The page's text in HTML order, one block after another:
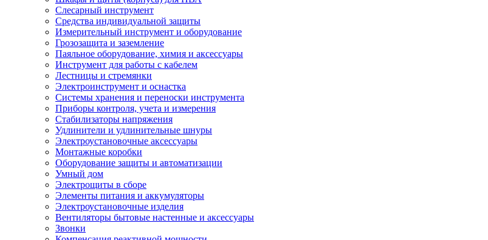
Слесарный инструмент
Средства индивидуальной защиты
Измерительный инструмент и оборудование
Грозозащита и заземление
Паяльное оборудование, химия и аксессуары
Инструмент для работы с кабелем
Лестницы и стремянки
Электроинструмент и оснастка
Системы хранения и переноски инструмента
Приборы контроля, учета и измерения
Стабилизаторы напряжения
Удлинители и удлинительные шнуры
Электроустановочные аксессуары
Монтажные коробки
Оборудование защиты и автоматизации
Умный дом
Электрощиты в сборе
Элементы питания и аккумуляторы
Электроустановочные изделия
Вентиляторы бытовые настенные и аксессуары
Звонки